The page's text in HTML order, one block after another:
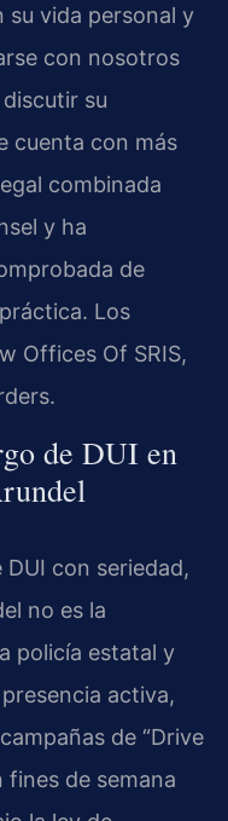
vida personal y
con nosotros
su
cuenta con más
combinada
y ha
de
Los
Offices Of SRIS,
de DUI en
con seriedad,
no es la
policía estatal y
activa,
de “Drive
fines de semana